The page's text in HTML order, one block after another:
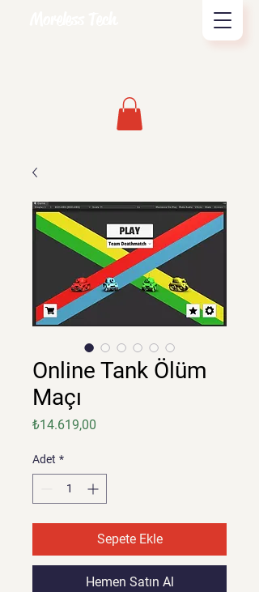
Online Tank Ölüm
Maçı
₺14.619,00
Adet *
Sepete Ekle
Hemen Satın Al